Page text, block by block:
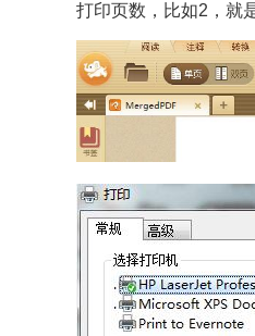
打印页数，比如2，就